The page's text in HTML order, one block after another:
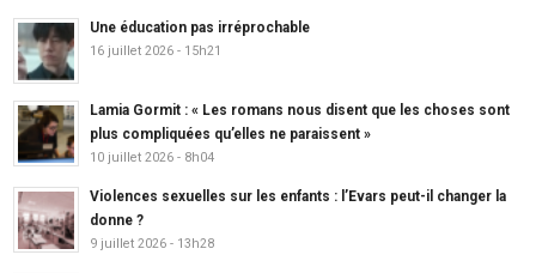
Une éducation pas irréprochable
16 juillet 2026 - 15h21
Lamia Gormit : « Les romans nous disent que les choses sont
plus compliquées qu’elles ne paraissent »
10 juillet 2026 - 8h04
Violences sexuelles sur les enfants : l’Evars peut-il changer la
donne ?
9 juillet 2026 - 13h28